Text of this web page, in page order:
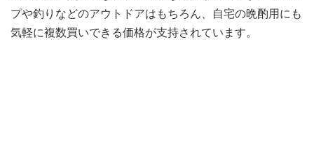
プや釣りなどのアウトドアはもちろん、自宅の晩酌用にも
気軽に複数買いできる価格が支持されています。